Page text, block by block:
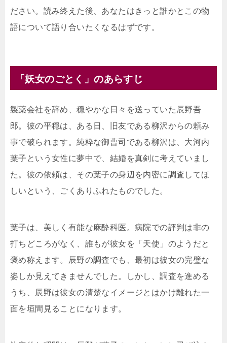
ださい。読み終えた後、あなたはきっと誰かとこの物
語について語り合いたくなるはずです。
「妖女のごとく」のあらすじ
製薬会社を辞め、穏やかな日々を送っていた辰野吾
郎。彼の平穏は、ある日、旧友である柳沢からの頼み
事で破られます。純粋な御曹司である柳沢は、大河内
葉子という女性に夢中で、結婚を真剣に考えていまし
た。彼の依頼は、その葉子の身辺を内密に調査してほ
しいという、ごくありふれたものでした。
葉子は、美しく有能な麻酔科医。病院での評判は非の
打ちどころがなく、誰もが彼女を「天使」のようだと
褒め称えます。辰野の調査でも、最初は彼女の完璧な
姿しか見えてきませんでした。しかし、調査を進める
うち、辰野は彼女の清楚なイメージとはかけ離れた一
面を垣間見ることになります。